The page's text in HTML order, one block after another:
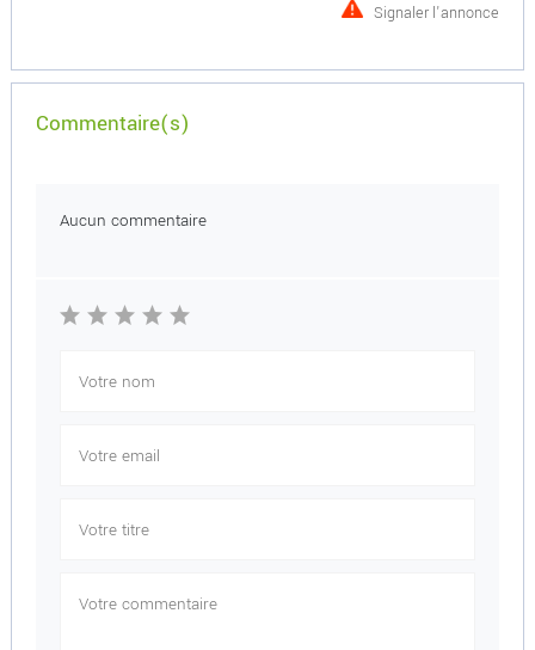
Signaler l'annonce
Commentaire(s)
Aucun commentaire